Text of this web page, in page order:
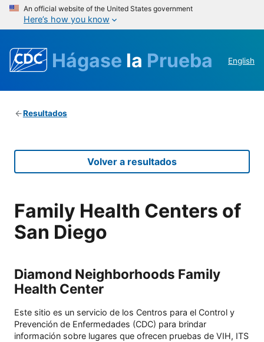
An official website of the United States government
Here’s how you know
Hágase la Prueba English
Resultados
Volver a resultados
Family Health Centers of
San Diego
Diamond Neighborhoods Family
Health Center
Este sitio es un servicio de los Centros para el Control y
Prevención de Enfermedades (CDC) para brindar
información sobre lugares que ofrecen pruebas de VIH, ITS